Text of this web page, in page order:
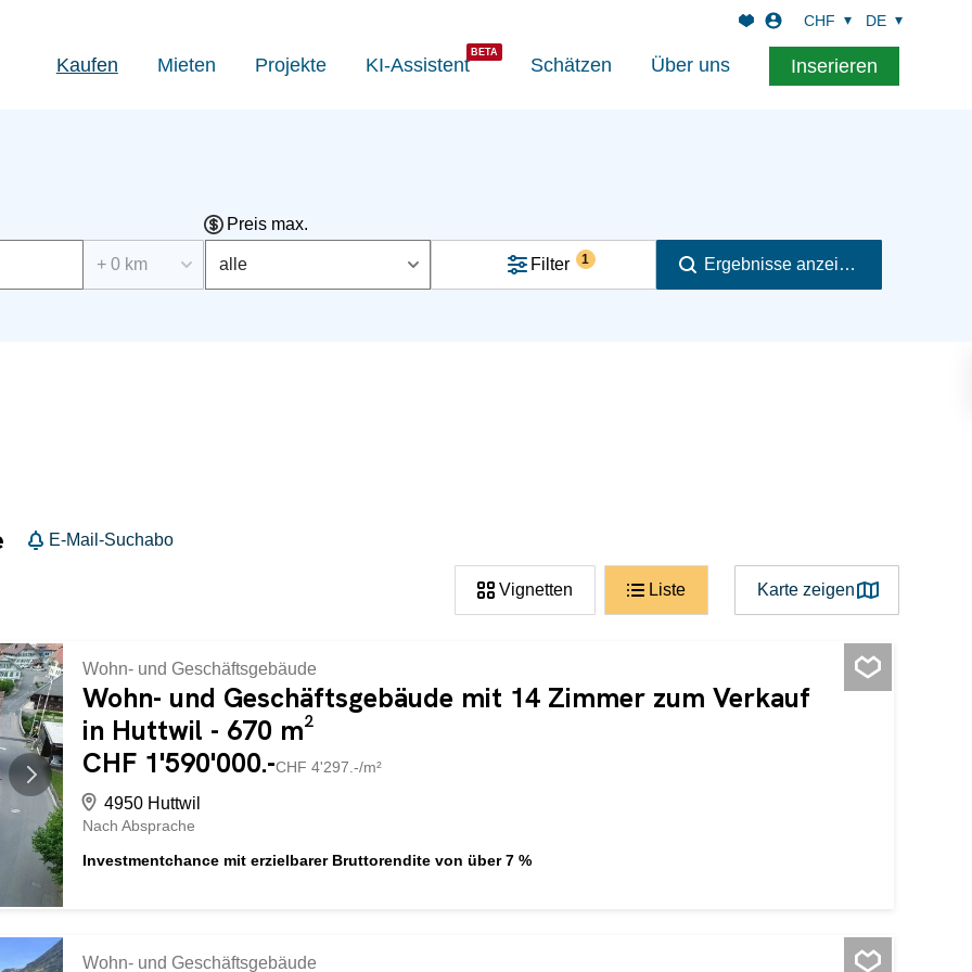
Kaufen Mieten Projekte KI-Assistent Schätzen Über uns Inserieren
CHF DE
+ 0 km
Preis max.
alle Filter 1 Ergebnisse anzeigen
E-Mail-Suchabo
Vignetten Liste Karte zeigen
Wohn- und Geschäftsgebäude
Wohn- und Geschäftsgebäude mit 14 Zimmer zum Verkauf
in Huttwil - 670 m²
CHF 1'590'000.-CHF 4'297.-/m²
4950 Huttwil
Nach Absprache
Investmentchance mit erzielbarer Bruttorendite von über 7 %
Wohn- und Geschäftsgebäude